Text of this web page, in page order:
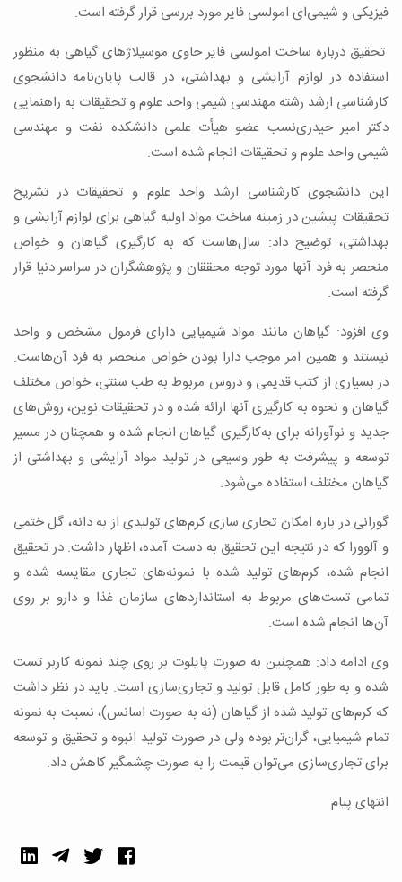
فیزیکی و شیمی‌ای امولسی فایر مورد بررسی قرار گرفته است.
تحقیق درباره ساخت امولسی فایر حاوی موسیلاژهای گیاهی به منظور
استفاده در لوازم آرایشی و بهداشتی، در قالب پایان‌نامه دانشجوی
کارشناسی ارشد رشته مهندسی شیمی واحد علوم و تحقیقات به راهنمایی
دکتر امیر حیدری‌نسب عضو هیأت علمی دانشکده نفت و مهندسی
شیمی واحد علوم و تحقیقات انجام شده است.
این دانشجوی کارشناسی ارشد واحد علوم و تحقیقات در تشریح
تحقیقات پیشین در زمینه ساخت مواد اولیه گیاهی برای لوازم آرایشی و
بهداشتی، توضیح داد: سال‌هاست که به کارگیری گیاهان و خواص
منحصر به فرد آنها مورد توجه محققان و پژوهشگران در سراسر دنیا قرار
گرفته است.
وی افزود: گیاهان مانند مواد شیمیایی دارای فرمول مشخص و واحد
نیستند و همین امر موجب دارا بودن خواص منحصر به فرد آن‌هاست.
در بسیاری از کتب قدیمی و دروس مربوط به طب سنتی، خواص مختلف
گیاهان و نحوه به کارگیری آنها ارائه شده و در تحقیقات نوین، روش‌های
جدید و نوآورانه برای به‌کارگیری گیاهان انجام شده و همچنان در مسیر
توسعه و پیشرفت به طور وسیعی در تولید مواد آرایشی و بهداشتی از
گیاهان مختلف استفاده می‌‌شود.
گورانی در باره امکان تجاری سازیکرم‌های تولیدی از به دانه، گل ختمی
و آلوورا که در نتیجه این تحقیق به دست آمده، اظهار داشت: در تحقیق
انجام شده، کرم‌های تولید شده با نمونه‌های تجاری مقایسه شده و
تمامی تست‌های مربوط به استانداردهای سازمان غذا و دارو بر روی
آن‌ها انجام شده است.
وی ادامه داد: همچنین به صورت پایلوت بر روی چند نمونه کاربر تست
شده و به طور کامل قابل تولید و تجاری‌سازی است. باید در نظر داشت
که کرم‌های تولید شده از گیاهان (نه به صورت اسانس)، نسبت به نمونه
تمام شیمیایی، گران‌تر بوده ولی در صورت تولید انبوه و تحقیق و توسعه
برای تجاری‌سازی می‌توان قیمت را به صورت چشمگیر کاهش داد.
انتهای پیام